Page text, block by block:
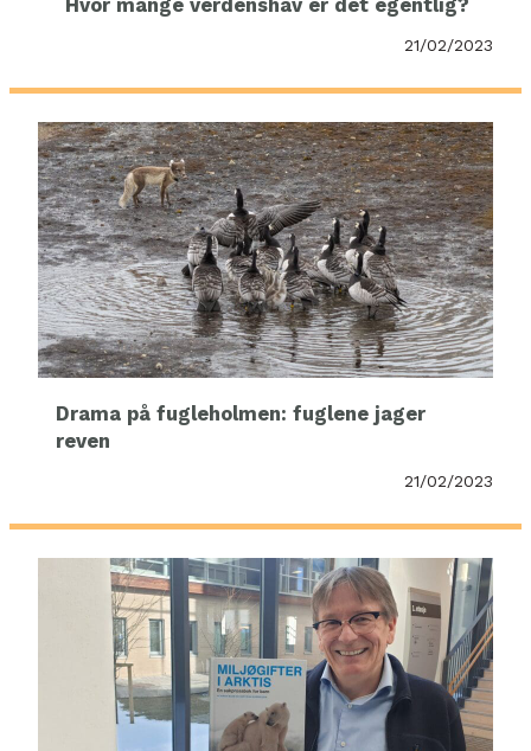
Hvor mange verdenshav er det egentlig?
21/02/2023
Drama på fugleholmen: fuglene jager
reven
21/02/2023